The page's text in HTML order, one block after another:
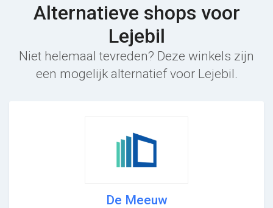
Alternatieve shops voor
Lejebil
Niet helemaal tevreden? Deze winkels zijn
een mogelijk alternatief voor Lejebil.
De Meeuw